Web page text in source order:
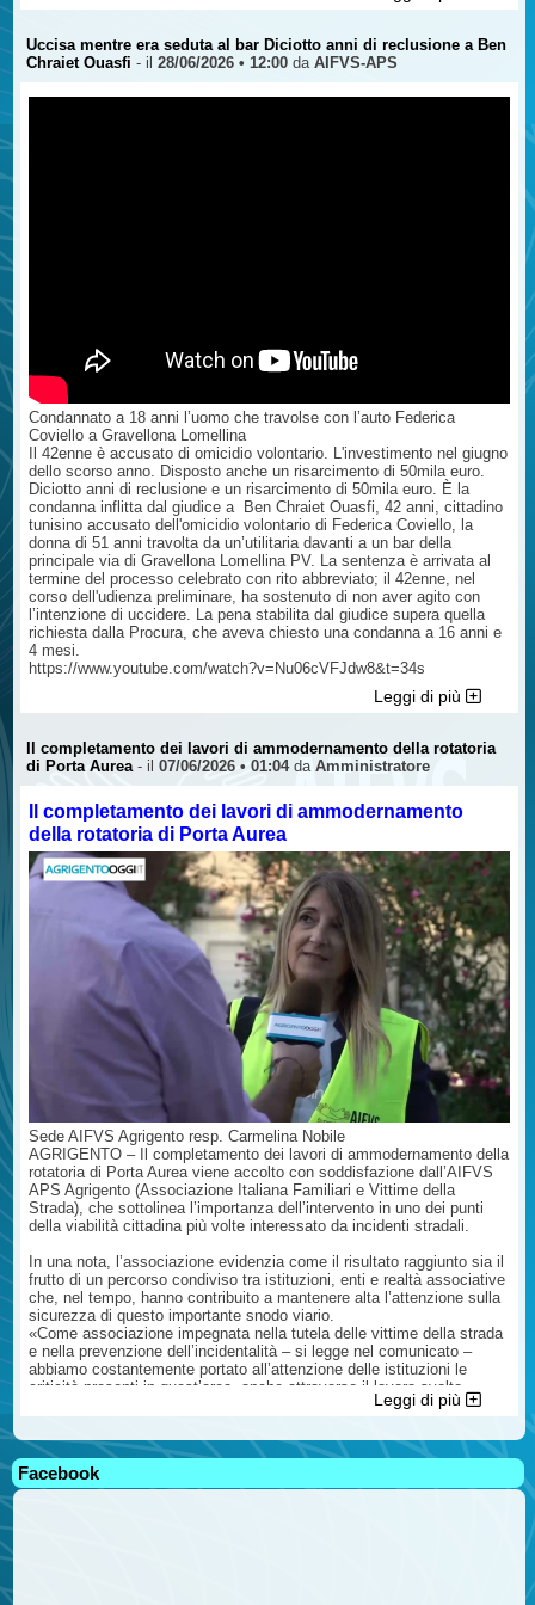
parlano dritto ai loro cuori.
Pochi giorni dopo la morte del figlio, Giuseppe scrisse una lettera, Mi
hanno tolto la voce, in cui a “parlare” è Alessandro.
Uccisa mentre era seduta al bar Diciotto anni di reclusione a Ben
Chraiet Ouasfi - il 28/06/2026 • 12:00da AIFVS-APS
Condannato a 18 anni l’uomo che travolse con l’auto Federica
Coviello a Gravellona Lomellina
Il 42enne è accusato di omicidio volontario. L'investimento nel giugno
dello scorso anno. Disposto anche un risarcimento di 50mila euro.
Diciotto anni di reclusione e un risarcimento di 50mila euro. È la
condanna inflitta dal giudice a Ben Chraiet Ouasfi, 42 anni, cittadino
tunisino accusato dell'omicidio volontario di Federica Coviello, la
donna di 51 anni travolta da un’utilitaria davanti a un bar della
principale via di Gravellona Lomellina PV. La sentenza è arrivata al
termine del processo celebrato con rito abbreviato; il 42enne, nel
corso dell'udienza preliminare, ha sostenuto di non aver agito con
l’intenzione di uccidere. La pena stabilita dal giudice supera quella
richiesta dalla Procura, che aveva chiesto una condanna a 16 anni e
4 mesi.
https://www.youtube.com/watch?v=Nu06cVFJdw8&t=34s
Leggi di più
Il completamento dei lavori di ammodernamento della rotatoria
di Porta Aurea - il 07/06/2026 • 01:04da Amministratore
Il completamento dei lavori di ammodernamento
della rotatoria di Porta Aurea
Sede AIFVS Agrigento resp. Carmelina Nobile
AGRIGENTO – Il completamento dei lavori di ammodernamento della
rotatoria di Porta Aurea viene accolto con soddisfazione dall’AIFVS
APS Agrigento (Associazione Italiana Familiari e Vittime della
Strada), che sottolinea l’importanza dell’intervento in uno dei punti
della viabilità cittadina più volte interessato da incidenti stradali.
In una nota, l’associazione evidenzia come il risultato raggiunto sia il
frutto di un percorso condiviso tra istituzioni, enti e realtà associative
che, nel tempo, hanno contribuito a mantenere alta l’attenzione sulla
sicurezza di questo importante snodo viario.
«Come associazione impegnata nella tutela delle vittime della strada
e nella prevenzione dell’incidentalità – si legge nel comunicato –
abbiamo costantemente portato all’attenzione delle istituzioni le
criticità presenti in quest’area, anche attraverso il lavoro svolto
all’interno del Comitato Operativo per la Viabilità presso la Prefettura
di Agrigento, convinti che la sicurezza stradale debba rappresentare
una priorità assoluta».
L’AIFVS ricorda come i numerosi sinistri verificatisi negli anni
abbiano lasciato un segno profondo nella comunità e auspica che gli
Leggi di più
Facebook